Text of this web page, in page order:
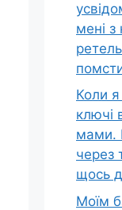
мені з
Коли я
ключі
мами.
через
щось
Моїм